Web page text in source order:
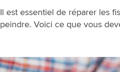
Il est essentiel de réparer les
peindre. Voici ce que vous